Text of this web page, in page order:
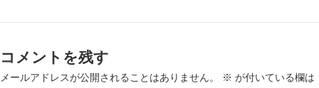
コメントを残す
メールアドレスが公開されることはありません。 ※ が付いている欄は